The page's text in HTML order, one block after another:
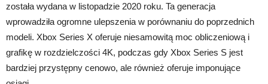
została wydana w listopadzie 2020 roku. Ta generacja
wprowadziła ogromne ulepszenia w porównaniu do poprzednich
modeli. Xbox Series X oferuje niesamowitą moc obliczeniową i
grafikę w rozdzielczości 4K, podczas gdy Xbox Series S jest
bardziej przystępny cenowo, ale również oferuje imponujące